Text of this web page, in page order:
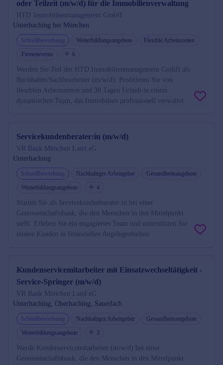
oder Teilzeit (m/w/d) für die Immobilienverwaltung
HTD Immobilienmanagement GmbH
Unterhaching bei München
Schnellbewerbung Weiterbildungsangebote
Flexible Arbeitszeiten
Firmenevents
6
Werden Sie Teil der HTD Immobilienmanagement GmbH als
Buchhalter/Sachbearbeiter (m/w/d). Profitieren Sie von
flexiblen Arbeitszeiten und 30 Tagen Urlaub in einem
dynamischen Team, das Immobilien professionell verwaltet.
Servicekundenberater:in (m/w/d)
VR Bank München Land eG
Unterhaching
Schnellbewerbung Nachhaltiger Arbeitgeber
Gesundheitsangebote
Weiterbildungsangebote
4
Starten Sie als Servicekundenberater:in bei einer
Genossenschaftsbank, die den Menschen in den Mittelpunkt
stellt. Erleben Sie ein engagiertes Team und unterstützen Sie
unsere Kunden in finanziellen Angelegenheiten.
Kundenservicemitarbeiter mit Einsatzwechseltätigkeit -
Service-Springer (m/w/d)
VR Bank München Land eG
Unterhaching, Oberhaching, Sauerlach
Schnellbewerbung Nachhaltiger Arbeitgeber
Gesundheitsangebote
Weiterbildungsangebote
3
Werde Kundenservicemitarbeiter (m/w/d) bei einer
Genossenschaftsbank, die den Menschen in den Mittelpunkt